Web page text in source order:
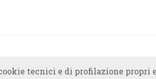
tecnici e di profilazione propri